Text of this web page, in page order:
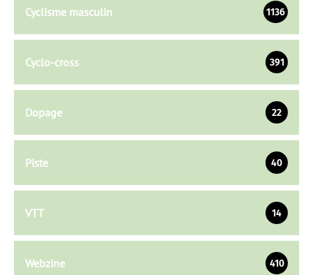
Cyclisme masculin 1136
Cyclo-cross 391
Dopage 22
Piste 40
VTT 14
Webzine 410